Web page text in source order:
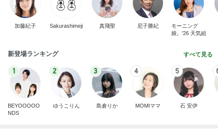
加藤紀子 Sakurashimeji 真飛聖 尼子勝紀
モーニング
娘。'26 天気組
新登場ランキング すべて見る
1
BEYOOOOO
NDS
2
ゆうこりん
3
島倉りか
4
MOMIママ
5
石 安伊